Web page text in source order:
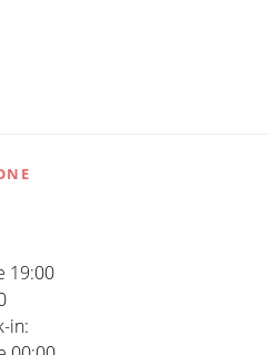
19:00
in: